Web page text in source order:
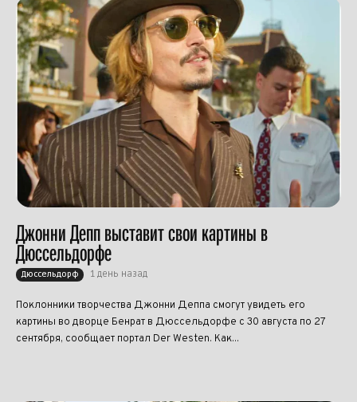
Джонни Депп выставит свои картины в
Дюссельдорфе
Дюссельдорф 1 день назад
Поклонники творчества Джонни Деппа смогут увидеть его
картины во дворце Бенрат в Дюссельдорфе с 30 августа по 27
сентября, сообщает портал Der Westen. Как...